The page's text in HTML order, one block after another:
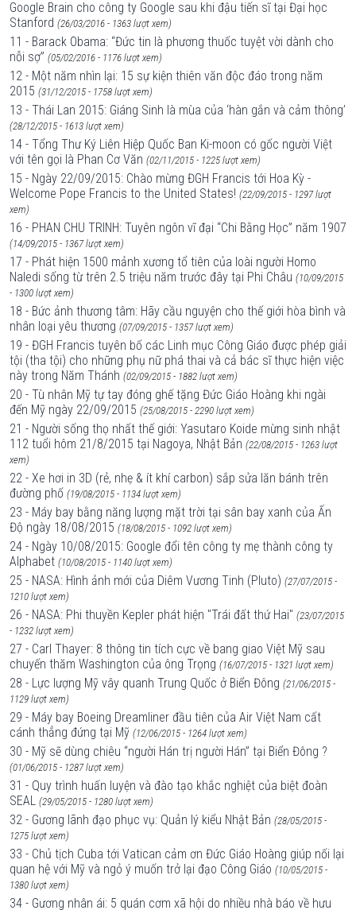
Google Brain cho công ty Google sau khi đậu tiến sĩ tại Đại học
Stanford (26/03/2016 - 1363 lượt xem)
11 - Barack Obama: “Đức tin là phương thuốc tuyệt vời dành cho
nỗi sợ” (05/02/2016 - 1176 lượt xem)
12 - Một năm nhìn lại: 15 sự kiện thiên văn độc đáo trong năm
2015 (31/12/2015 - 1758 lượt xem)
13 - Thái Lan 2015: Giáng Sinh là mùa của ‘hàn gắn và cảm thông’
(28/12/2015 - 1613 lượt xem)
14 - Tổng Thư Ký Liên Hiệp Quốc Ban Ki-moon có gốc người Việt
với tên gọi là Phan Cơ Văn (02/11/2015 - 1225 lượt xem)
15 - Ngày 22/09/2015: Chào mừng ĐGH Francis tới Hoa Kỳ -
Welcome Pope Francis to the United States! (22/09/2015 - 1297 lượt
xem)
16 - PHAN CHU TRINH: Tuyên ngôn vĩ đại “Chi Bằng Học” năm 1907
(14/09/2015 - 1367 lượt xem)
17 - Phát hiện 1500 mảnh xương tổ tiên của loài người Homo
Naledi sống từ trên 2.5 triệu năm trước đây tại Phi Châu (10/09/2015
- 1300 lượt xem)
18 - Bức ảnh thương tâm: Hãy cầu nguyện cho thế giới hòa bình và
nhân loại yêu thương (07/09/2015 - 1357 lượt xem)
19 - ĐGH Francis tuyên bố các Linh mục Công Giáo được phép giải
tội (tha tội) cho những phụ nữ phá thai và cả bác sĩ thực hiện việc
này trong Năm Thánh (02/09/2015 - 1882 lượt xem)
20 - Tù nhân Mỹ tự tay đóng ghế tặng Đức Giáo Hoàng khi ngài
đến Mỹ ngày 22/09/2015 (25/08/2015 - 2290 lượt xem)
21 - Người sống thọ nhất thế giới: Yasutaro Koide mừng sinh nhật
112 tuổi hôm 21/8/2015 tại Nagoya, Nhật Bản (22/08/2015 - 1263 lượt
xem)
22 - Xe hơi in 3D (rẻ, nhẹ & ít khí carbon) sắp sửa lăn bánh trên
đường phố (19/08/2015 - 1134 lượt xem)
23 - Máy bay bằng năng lượng mặt trời tại sân bay xanh của Ấn
Độ ngày 18/08/2015 (18/08/2015 - 1092 lượt xem)
24 - Ngày 10/08/2015: Google đổi tên công ty mẹ thành công ty
Alphabet (10/08/2015 - 1140 lượt xem)
25 - NASA: Hình ảnh mới của Diêm Vương Tinh (Pluto) (27/07/2015 -
1210 lượt xem)
26 - NASA: Phi thuyền Kepler phát hiện "Trái đất thứ Hai" (23/07/2015
- 1232 lượt xem)
27 - Carl Thayer: 8 thông tin tích cực về bang giao Việt Mỹ sau
chuyến thăm Washington của ông Trọng (16/07/2015 - 1321 lượt xem)
28 - Lực lượng Mỹ vây quanh Trung Quốc ở Biển Đông (21/06/2015 -
1129 lượt xem)
29 - Máy bay Boeing Dreamliner đầu tiên của Air Việt Nam cất
cánh thẳng đứng tại Mỹ (12/06/2015 - 1264 lượt xem)
30 - Mỹ sẽ dùng chiêu “người Hán trị người Hán” tại Biển Đông ?
(01/06/2015 - 1287 lượt xem)
31 - Quy trình huấn luyện và đào tạo khắc nghiệt của biệt đoàn
SEAL (29/05/2015 - 1280 lượt xem)
32 - Gương lãnh đạo phục vụ: Quản lý kiểu Nhật Bản (28/05/2015 -
1275 lượt xem)
33 - Chủ tịch Cuba tới Vatican cảm ơn Đức Giáo Hoàng giúp nối lại
quan hệ với Mỹ và ngỏ ý muốn trở lại đạo Công Giáo (10/05/2015 -
1380 lượt xem)
34 - Gương nhân ái: 5 quán cơm xã hội do nhiều nhà báo về hưu